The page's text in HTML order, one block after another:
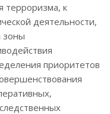
терроризма, к
деятельности,
зоны
приоритетов